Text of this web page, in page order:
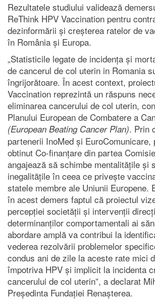
Rezultatele studiului validează
ReThink HPV Vaccination pentru
dezinformării și creșterea ratelor de
în România și Europa.
„Statisticile legate de incidența și
de cancerul de col uterin in Romania
îngrijorătoare. În acest context,
Vaccination reprezintă un răspuns
eliminarea cancerului de col uterin,
Planului European de Combatere a
(European Beating Cancer Plan). Prin
partenerii InoMed și
obtinut Co-finanțare din partea
angajează să schimbe mentalitățile și
inegalitățile în ceea ce privește
statele membre ale Uniunii Europene.
în acest demers faptul că proiectul
percepției societății și intervenții
determinanților comportamentali ai
abordare amplă va contribui la
vederea rezolvării problemelor
condus ani de zile la aceste rate mici
împotriva HPV și implicit la incidenta
cancerului de col uterin”, a declarat
Președinta Fundației Renașterea.